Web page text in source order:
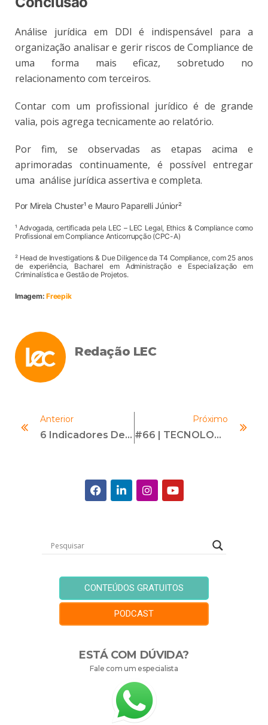
Análise jurídica em DDI é indispensável para a
organização analisar e gerir riscos de Compliance de
uma forma mais eficaz, sobretudo no
relacionamento com terceiros.
Contar com um profissional jurídico é de grande
valia, pois agrega tecnicamente ao relatório.
Por fim, se observadas as etapas acima e
aprimoradas continuamente, é possível entregar
uma análise jurídica assertiva e completa.
Por Mirela Chuster¹e Mauro Paparelli Júnior²
¹Advogada, certificada pela LEC – LEC Legal, Ethics & Compliance como
Profissional em Compliance Anticorrupção (CPC-A)
² Head de Investigations & Due Diligence da T4 Compliance, com 25 anos
de experiência, Bacharel em Administração e Especialização em
Criminalística e Gestão de Projetos.
Imagem:Freepik
Redação LEC
Anterior
6 Indicadores De Cumplimiento De Peso Estratégico
Próximo
#66 | TECNOLOGIA EM INVESTIGAÇÕES | Com Bruno Massard
CONTEÚDOS GRATUITOS
PODCAST
ESTÁ COM DÚVIDA?
Fale com um especialista